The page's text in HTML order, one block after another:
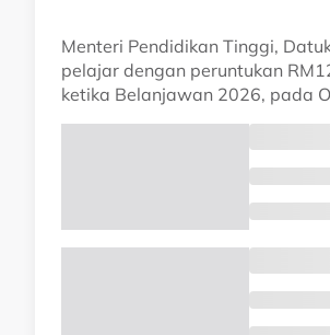
Menteri Pendidikan Tinggi,
pelajar dengan peruntukan
ketika Belanjawan 2026, pada